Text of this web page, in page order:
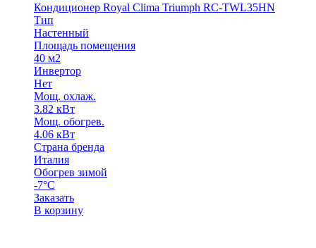
Кондиционер Royal Clima Triumph RC-TWL35HN
Тип
Настенный
Площадь помещения
40 м2
Инвертор
Нет
Мощ. охлаж.
3.82 кВт
Мощ. обогрев.
4.06 кВт
Страна бренда
Италия
Обогрев зимой
-7°С
Заказать
В корзину